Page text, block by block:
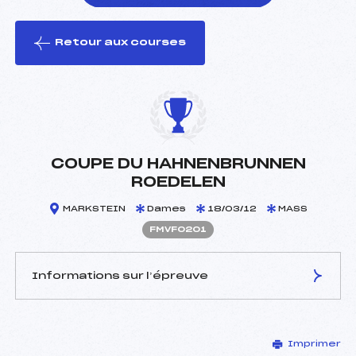
le ski
Retour aux courses
COUPE DU HAHNENBRUNNEN
ROEDELEN
MARKSTEIN Dames 18/03/12 MASS
FMVF0201
Informations sur l’épreuve
NUSSBAUM GERARD (MV)
Imprimer